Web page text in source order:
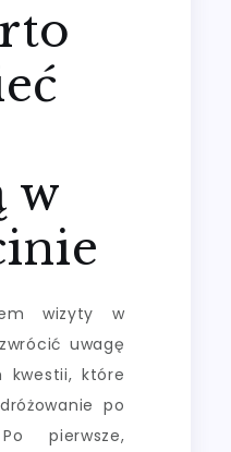
w
wizyty w
uwagę
kwestii, które
po
pierwsze,